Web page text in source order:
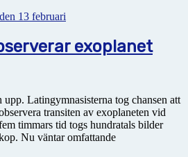
13 februari
exoplanet
Latingymnasisterna tog chansen att
transiten av exoplaneten vid
timmars tid togs hundratals bilder
Nu väntar omfattande